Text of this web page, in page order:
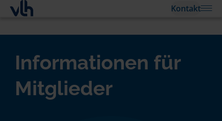
Kontakt
Informationen für
Mitglieder